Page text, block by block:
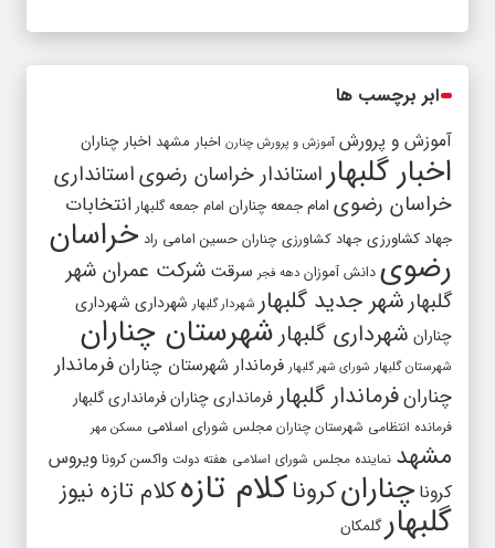
ابر برچسب ها
آموزش و پرورش آموزش و پرورش چنارن اخبار مشهد اخبار چناران
اخبار گلبهار استاندار خراسان رضویاستانداری
خراسان رضوی امام جمعه چناران امام جمعه گلبهار انتخابات
جهاد کشاورزی جهاد کشاورزی چناران حسین امامی راد خراسان
رضوی دانش آموزان دهه فجر سرقت شرکت عمران شهر
گلبهارشهر جدید گلبهار شهردار گلبهار شهرداری شهرداری
چناران شهرداری گلبهار شهرستان چناران
شهرستان گلبهار شورای شهر گلبهار فرماندار شهرستان چناران فرماندار
چنارانفرماندار گلبهار فرمانداری چنارانفرمانداری گلبهار
فرمانده انتظامی شهرستان چناران مجلس شورای اسلامی مسکن مهر
مشهد نماینده مجلس شورای اسلامی هفته دولت واکسن کرونا ویروس
کرونا چنارانکروناکلام تازهکلام تازه نیوز
گلبهارگلمکان